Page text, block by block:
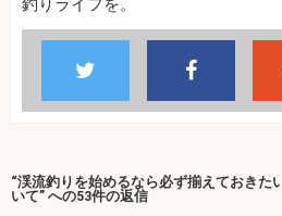
“渓流釣りを始めるなら必ず揃えておきた
いて” への53件の返信